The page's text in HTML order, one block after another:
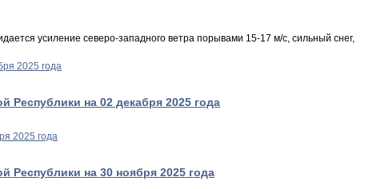
усиление северо-западного ветра порывами 15-17 м/с, сильный снег,
на 02 декабря 2025 года
на 30 ноября 2025 года